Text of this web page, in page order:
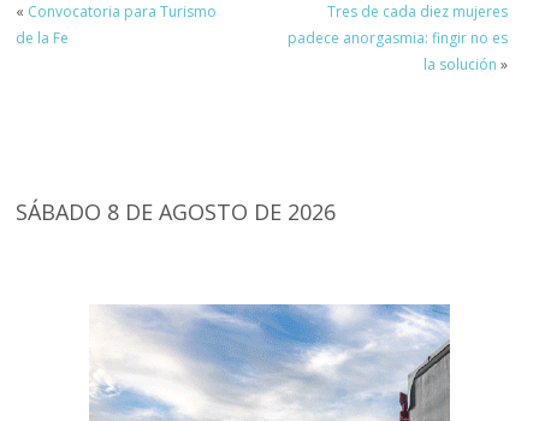
« Convocatoria para Turismo
de la Fe
Tres de cada diez mujeres
padece anorgasmia: fingir no es
la solución »
SÁBADO 8 DE AGOSTO DE 2026